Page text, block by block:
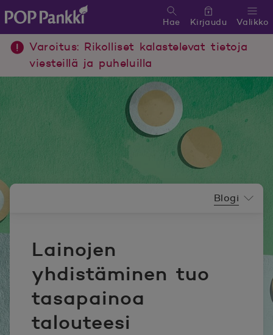
POP Pankki, etusivulle
Valikko
Hae Kirjaudu
Varoitus: Rikolliset kalastelevat tietoja
viesteillä ja puheluilla
Lainojen
yhdistäminen tuo
tasapainoa
talouteesi
Blogi